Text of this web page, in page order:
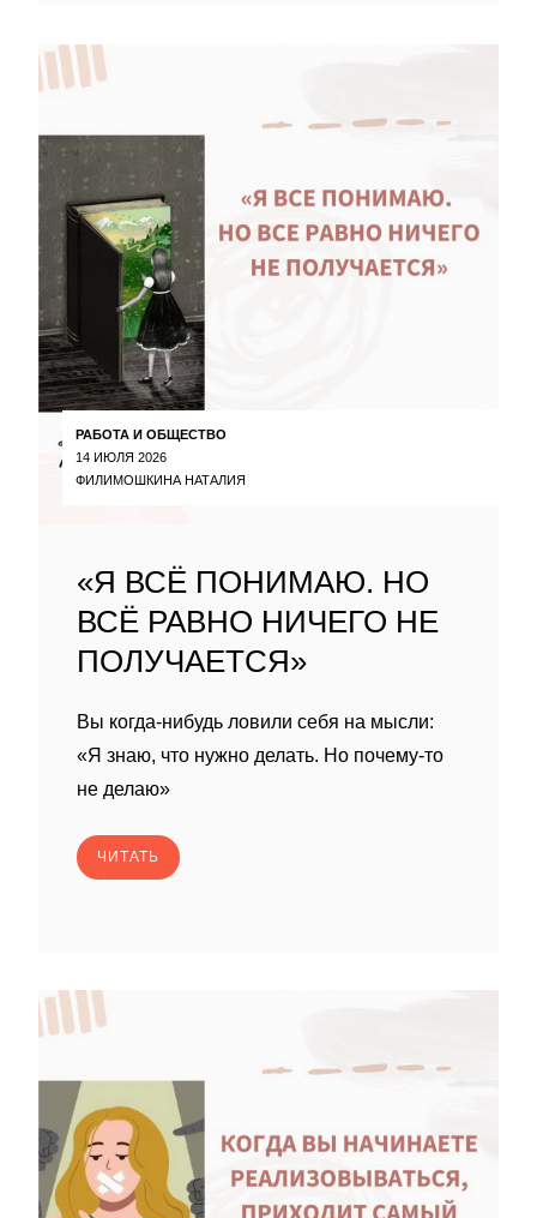
РАБОТА И ОБЩЕСТВО
14 ИЮЛЯ 2026
ФИЛИМОШКИНА НАТАЛИЯ
«Я ВСЁ ПОНИМАЮ. НО
ВСЁ РАВНО НИЧЕГО НЕ
ПОЛУЧАЕТСЯ»
Вы когда-нибудь ловили себя на мысли:
«Я знаю, что нужно делать. Но почему-то
не делаю»
ЧИТАТЬ